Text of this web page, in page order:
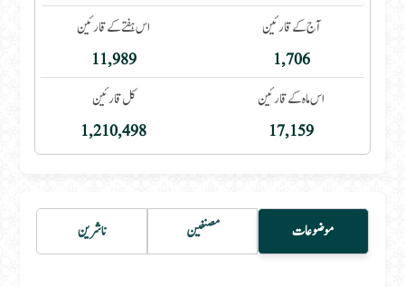
آج کے قارئین
1,706
اس ہفتے کے قارئین
11,989
اس ماہ کے قارئین
17,159
کل قارئین
1,210,498
موضوعات مصنفین ناشرین